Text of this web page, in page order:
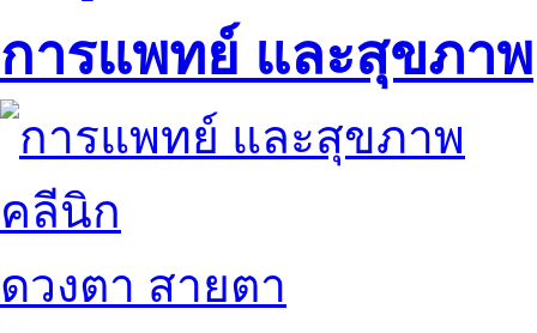
การแพทย์ และสุขภาพ
คลีนิก
ดวงตา สายตา